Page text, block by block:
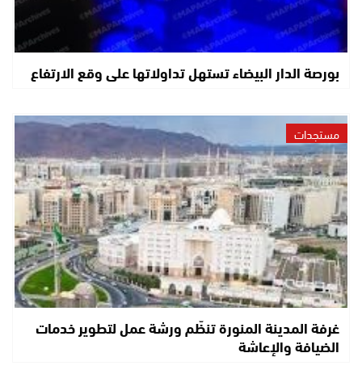
بورصة الدار البيضاء تستهل تداولاتها على وقع الارتفاع
مستجدات
غرفة المدينة المنورة تنظّم ورشة عمل لتطوير خدمات
الضيافة والإعاشة